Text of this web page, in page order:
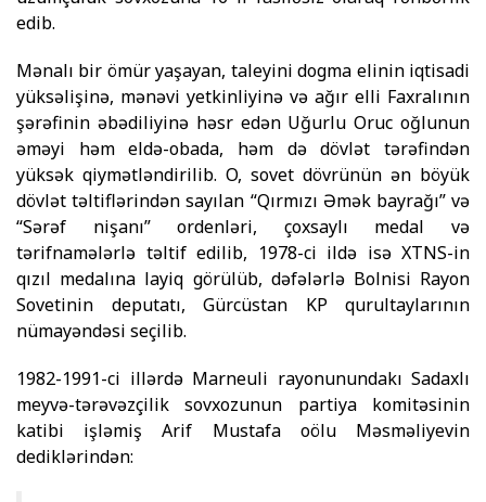
edib.
Mənalı bir ömür yaşayan, taleyini dogma elinin iqtisadi
yük­sə­lişinə, mənəvi yetkinliyinə və ağır elli Faxralının
şərəfinin əbədiliyinə həsr edən Uğurlu Oruc oğlunun
əməyi həm eldə-obada, həm də dövlət tərəfindən
yüksək qiymətləndirilib. O, sovet dövrünün ən böyük
dövlət təltiflərindən sayılan “Qırmızı Əmək bayrağı” və
“Sərəf nişanı” ordenləri, çoxsaylı me­dal və
tərifnamələrlə təltif edilib, 1978-ci ildə isə XTNS-in
qızıl medalına layiq görülüb, dəfələrlə Bolnisi Rayon
Sovetinin deputatı, Gürcüstan KP qurultaylarının
nümayəndəsi seçilib.
1982-1991-ci illərdə Marneuli rayonunundakı Sadaxlı
meyvə-tərəvəzçilik sovxozunun partiya komitəsinin
katibi işləmiş Arif Mustafa oölu Məsməliyevin
dediklərindən: